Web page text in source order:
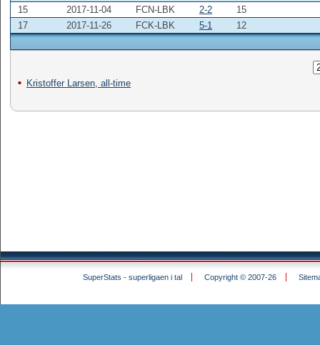
15
2017-11-04 FCN-LBK 2-2
15
17
2017-11-26 FCK-LBK 5-1 12
Kristoffer Larsen, all-time
SuperStats - superligaen i tal Copyright © 2007-26